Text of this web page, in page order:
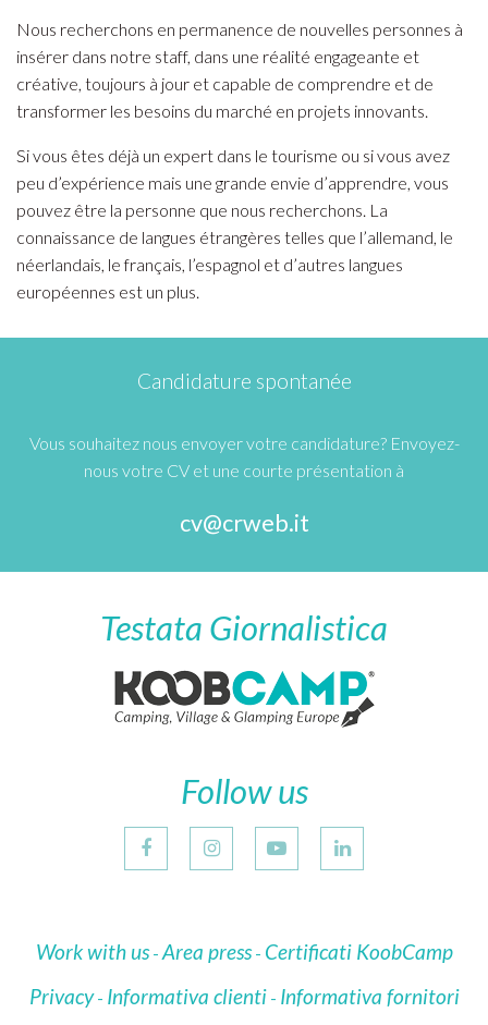
Nous recherchons en permanence de nouvelles personnes à
insérer dans notre staff, dans une réalité engageante et
créative, toujours à jour et capable de comprendre et de
transformer les besoins du marché en projets innovants.
Si vous êtes déjà un expert dans le tourisme ou si vous avez
peu d’expérience mais une grande envie d’apprendre, vous
pouvez être la personne que nous recherchons. La
connaissance de langues étrangères telles que l’allemand, le
néerlandais, le français, l’espagnol et d’autres langues
européennes est un plus.
Candidature spontanée
Vous souhaitez nous envoyer votre candidature? Envoyez-
nous votre CV et une courte présentation à
cv@crweb.it
Testata Giornalistica
Follow us
Work with us Area press Certificati KoobCamp
Privacy Informativa clienti Informativa fornitori